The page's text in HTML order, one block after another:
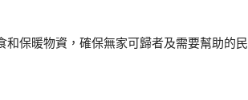
保暖物資，確保無家可歸者及需要幫助的民